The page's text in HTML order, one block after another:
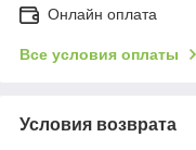
Онлайн оплата
Все условия оплаты
Условия возврата